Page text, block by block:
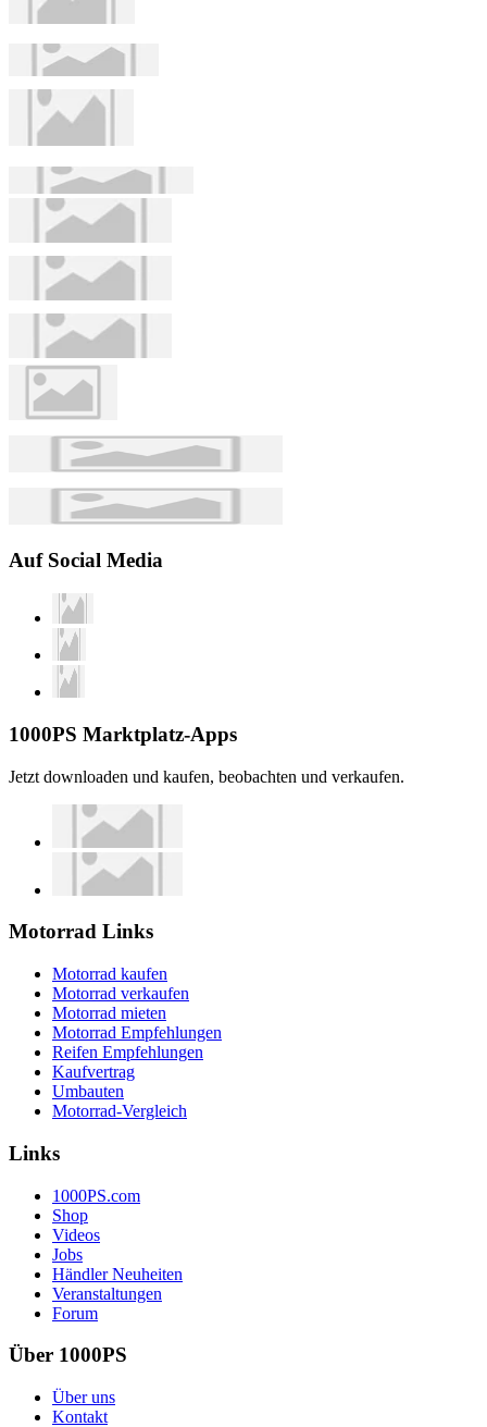
Auf Social Media
1000PS Marktplatz-Apps
Jetzt downloaden und kaufen, beobachten und verkaufen.
Motorrad Links
Motorrad kaufen
Motorrad verkaufen
Motorrad mieten
Motorrad Empfehlungen
Reifen Empfehlungen
Kaufvertrag
Umbauten
Motorrad-Vergleich
Links
1000PS.com
Shop
Videos
Jobs
Händler Neuheiten
Veranstaltungen
Forum
Über 1000PS
Über uns
Kontakt